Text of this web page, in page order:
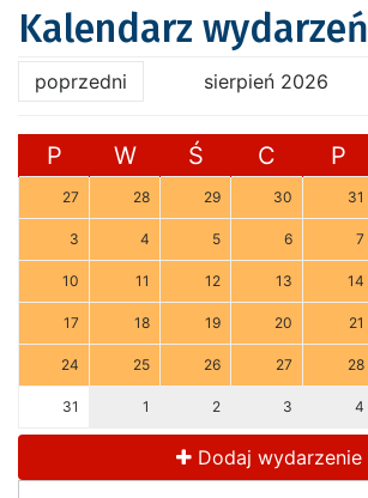
Kalendarz wydarzeń
poprzedni sierpień 2026
P W Ś C P
27 28 29 30 31
3 4 5 6 7
10 11 12 13 14
17 18 19 20 21
24 25 26 27 28
31 1 2 3 4
Dodaj wydarzenie